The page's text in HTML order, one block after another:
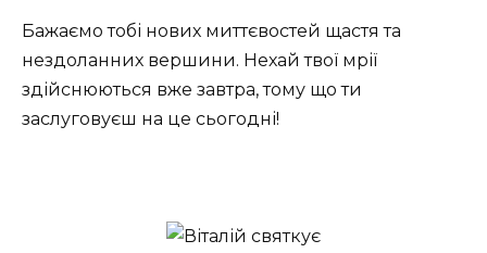
Бажаємо тобі нових миттєвостей щастя та
нездоланних вершини. Нехай твої мрії
здійснюються вже завтра, тому що ти
заслуговуєш на це сьогодні!